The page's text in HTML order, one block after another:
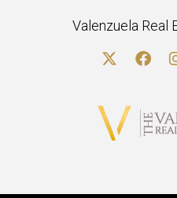
Valenzuela Real